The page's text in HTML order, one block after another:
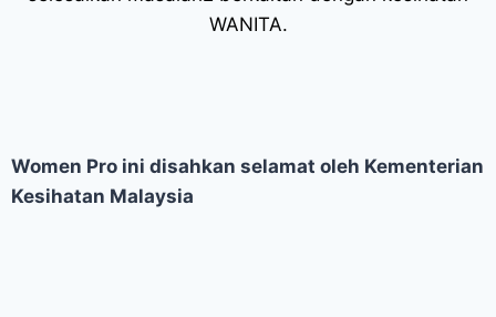
WANITA.
Women Pro ini disahkan selamat oleh Kementerian
Kesihatan Malaysia